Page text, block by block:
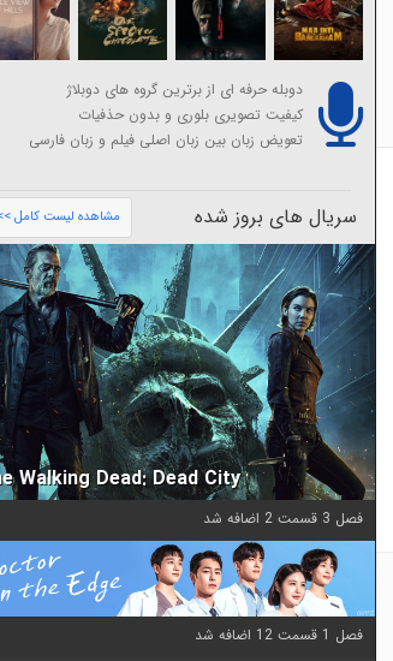
دوبله حرفه ای از برترین گروه های دوبلاژ
کیفیت تصویری بلوری و بدون حذفیات
تعویض زبان بین زبان اصلی فیلم و زبان فارسی
سریال های بروز شده مشاهده لیست کامل
Walking Dead: Dead City
فصل 3 قسمت 2 اضافه شد
فصل 1 قسمت 12 اضافه شد